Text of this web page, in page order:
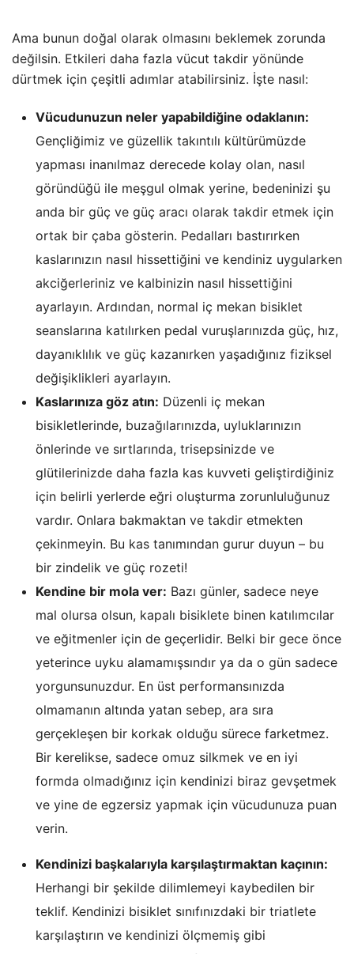
Ama bunun doğal olarak olmasını beklemek zorunda
değilsin. Etkileri daha fazla vücut takdir yönünde
dürtmek için çeşitli adımlar atabilirsiniz. İşte nasıl:
Vücudunuzun neler yapabildiğine odaklanın:
Gençliğimiz ve güzellik takıntılı kültürümüzde
yapması inanılmaz derecede kolay olan, nasıl
göründüğü ile meşgul olmak yerine, bedeninizi şu
anda bir güç ve güç aracı olarak takdir etmek için
ortak bir çaba gösterin. Pedalları bastırırken
kaslarınızın nasıl hissettiğini ve kendiniz uygularken
akciğerleriniz ve kalbinizin nasıl hissettiğini
ayarlayın. Ardından, normal iç mekan bisiklet
seanslarına katılırken pedal vuruşlarınızda güç, hız,
dayanıklılık ve güç kazanırken yaşadığınız fiziksel
değişiklikleri ayarlayın.
Kaslarınıza göz atın: Düzenli iç mekan
bisikletlerinde, buzağılarınızda, uyluklarınızın
önlerinde ve sırtlarında, trisepsinizde ve
glütilerinizde daha fazla kas kuvveti geliştirdiğiniz
için belirli yerlerde eğri oluşturma zorunluluğunuz
vardır. Onlara bakmaktan ve takdir etmekten
çekinmeyin. Bu kas tanımından gurur duyun – bu
bir zindelik ve güç rozeti!
Kendine bir mola ver: Bazı günler, sadece neye
mal olursa olsun, kapalı bisiklete binen katılımcılar
ve eğitmenler için de geçerlidir. Belki bir gece önce
yeterince uyku alamamışsındır ya da o gün sadece
yorgunsunuzdur. En üst performansınızda
olmamanın altında yatan sebep, ara sıra
gerçekleşen bir korkak olduğu sürece farketmez.
Bir kerelikse, sadece omuz silkmek ve en iyi
formda olmadığınız için kendinizi biraz gevşetmek
ve yine de egzersiz yapmak için vücudunuza puan
verin.
Kendinizi başkalarıyla karşılaştırmaktan kaçının:
Herhangi bir şekilde dilimlemeyi kaybedilen bir
teklif. Kendinizi bisiklet sınıfınızdaki bir triatlete
karşılaştırın ve kendinizi ölçmemiş gibi